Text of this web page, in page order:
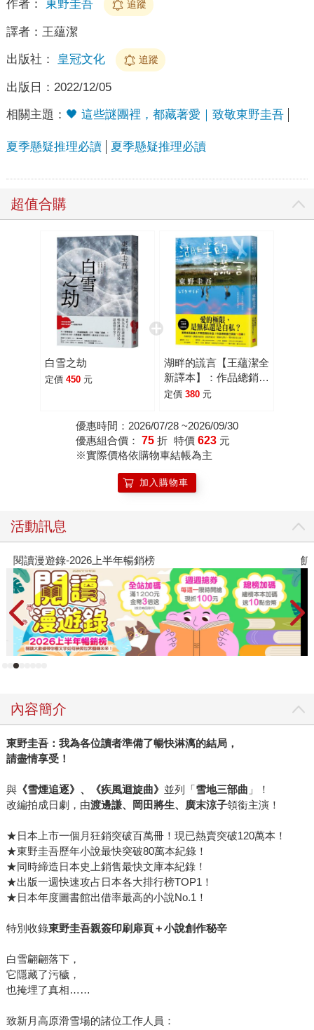
作者： 東野圭吾 追蹤
譯者： 王蘊潔
出版社： 皇冠文化 追蹤
出版日： 2022/12/05
相關主題： 🖤 這些謎團裡，都藏著愛｜致敬東野圭吾
夏季懸疑推理必讀 夏季懸疑推理必讀
超值合購
白雪之劫
定價 450 元
湖畔的謊言【王蘊潔全
新譯本】：作品總銷量
已突破1億冊！東野圭
品！
定價 380 元
優惠時間：2026/07/28 ~2026/09/30
優惠組合價： 75 折 特價 623 元
※實際價格依購物車結帳為主
加入購物車
活動訊息
閱讀漫遊錄-2026上半年暢銷榜 飢
內容簡介
東野圭吾：我為各位讀者準備了暢快淋漓的結局，
請盡情享受！
與《雪煙追逐》、《疾風迴旋曲》 並列「雪地三部曲 」！
改編拍成日劇，由渡邊謙、岡田將生、廣末涼子領銜主演！
★日本上市一個月狂銷突破百萬冊！現已熱賣突破120萬本！
★東野圭吾歷年小說最快突破80萬本紀錄！
★同時締造日本史上銷售最快文庫本紀錄！
★出版一週快速攻占日本各大排行榜TOP1！
★日本年度圖書館出借率最高的小說No.1！
特別收錄東野圭吾親簽印刷扉頁＋小說創作秘辛
白雪翩翩落下，
它隱藏了污穢，
也掩埋了真相……
致新月高原滑雪場的諸位工作人員：